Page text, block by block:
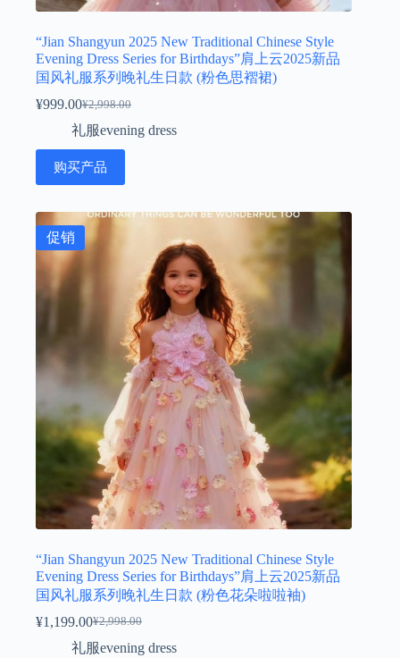
“Jian Shangyun 2025 New Traditional Chinese Style
Evening Dress Series for Birthdays”肩上云2025新品
国风礼服系列晚礼生日款 (粉色思褶裙)
¥2,998.00
原
价
为：
¥2,998.00。
¥999.00当
前
价
格
为：
礼服evening dress
购买产品
促销
“Jian Shangyun 2025 New Traditional Chinese Style
Evening Dress Series for Birthdays”肩上云2025新品
国风礼服系列晚礼生日款 (粉色花朵啦啦袖)
¥2,998.00
原
价
¥1,199.00当
前
礼服evening dress